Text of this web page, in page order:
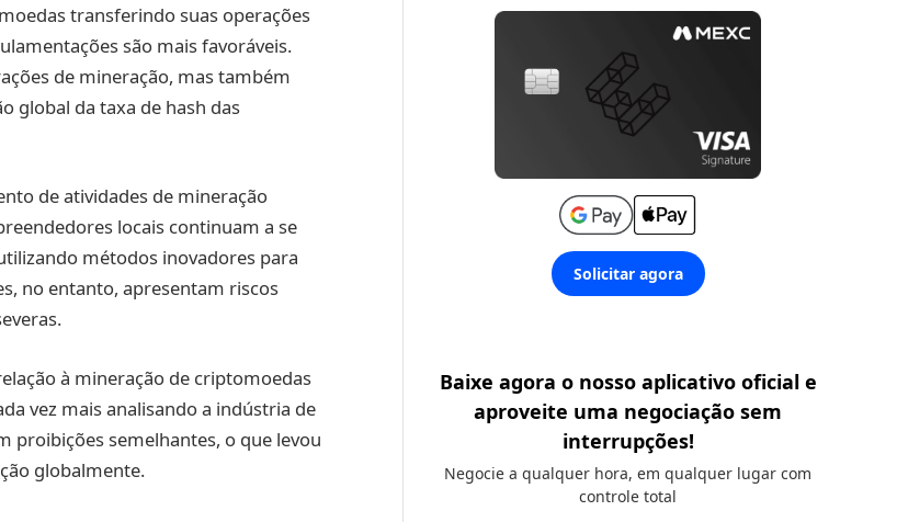
transferindo suas operações
são mais favoráveis.
de mineração, mas também
global da taxa de hash das
de atividades de mineração
locais continuam a se
métodos inovadores para
no entanto, apresentam riscos
à mineração de criptomoedas
vez mais analisando a indústria de
proibições semelhantes, o que levou
globalmente.
Solicitar agora
Baixe agora o nosso aplicativo oficial e
aproveite uma negociação sem
interrupções!
Negocie a qualquer hora, em qualquer lugar com
controle total